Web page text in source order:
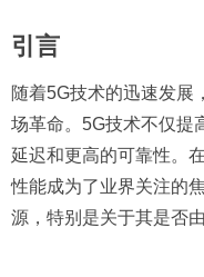
引言
随着5G技术的迅速发展
场革命。5G技术不仅提
延迟和更高的可靠性。
性能成为了业界关注的
源，特别是关于其是否